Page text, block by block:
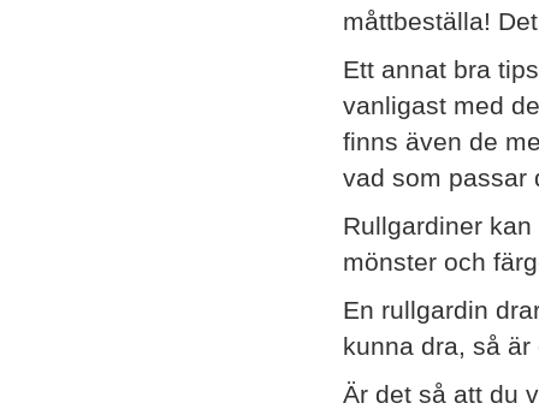
måttbeställa!
Ett annat bra
vanligast med
finns även de
vad som passar
Rullgardiner
mönster och
En rullgardin
kunna dra, så
Är det så att du